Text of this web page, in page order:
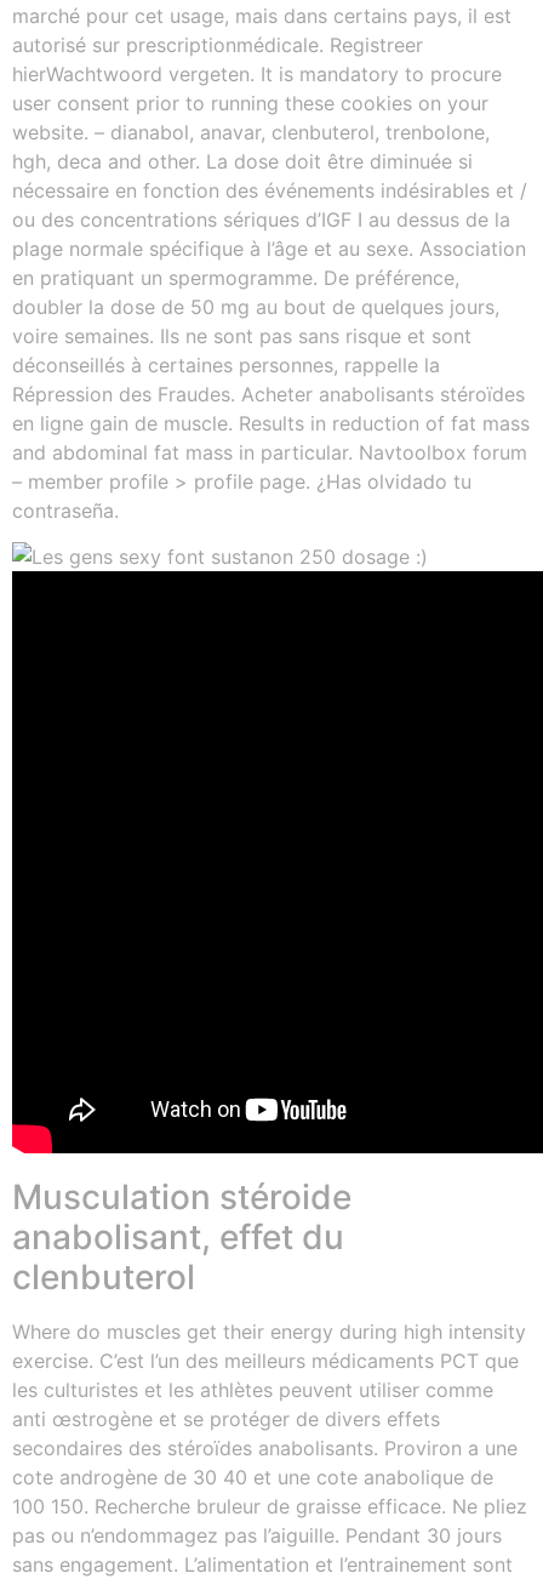
marché pour cet usage, mais dans certains pays, il est
autorisé sur prescriptionmédicale. Registreer
hierWachtwoord vergeten. It is mandatory to procure
user consent prior to running these cookies on your
website. – dianabol, anavar, clenbuterol, trenbolone,
hgh, deca and other. La dose doit être diminuée si
nécessaire en fonction des événements indésirables et /
ou des concentrations sériques d’IGF I au dessus de la
plage normale spécifique à l’âge et au sexe. Association
en pratiquant un spermogramme. De préférence,
doubler la dose de 50 mg au bout de quelques jours,
voire semaines. Ils ne sont pas sans risque et sont
déconseillés à certaines personnes, rappelle la
Répression des Fraudes. Acheter anabolisants stéroïdes
en ligne gain de muscle. Results in reduction of fat mass
and abdominal fat mass in particular. Navtoolbox forum
– member profile > profile page. ¿Has olvidado tu
contraseña.
Musculation stéroide
anabolisant, effet du
clenbuterol
Where do muscles get their energy during high intensity
exercise. C’est l’un des meilleurs médicaments PCT que
les culturistes et les athlètes peuvent utiliser comme
anti œstrogène et se protéger de divers effets
secondaires des stéroïdes anabolisants. Proviron a une
cote androgène de 30 40 et une cote anabolique de
100 150. Recherche bruleur de graisse efficace. Ne pliez
pas ou n’endommagez pas l’aiguille. Pendant 30 jours
sans engagement. L’alimentation et l’entrainement sont